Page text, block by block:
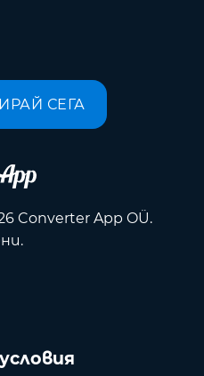
СЕГА
Converter App OÜ.